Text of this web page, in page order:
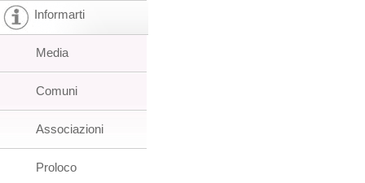
Informarti
Media
Comuni
Associazioni
Proloco